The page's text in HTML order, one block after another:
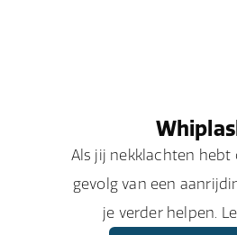
Als jij nekklachten hebt
gevolg van een
je verder helpen.